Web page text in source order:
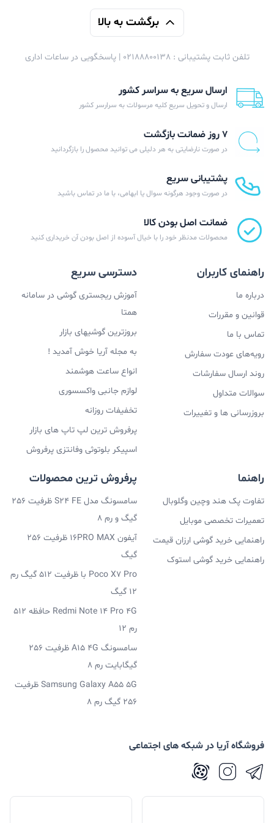
برگشت به بالا
تلفن ثابت پشتیبانی : 02188800138 | پاسخگویی در ساعات اداری
ارسال سریع به سراسر کشور
ارسال و تحویل سریع کلیه مرسولات به سرارسر کشور
۷ روز ضمانت بازگشت
در صورت نارضایتی به هر دلیلی می توانید محصول را بازگردانید
پشتیبانی سریع
در صورت وجود هرگونه سوال یا ابهامی، با ما در تماس باشید
ضمانت اصل بودن کالا
محصولات مدنظر خود را با خیال آسوده از اصل بودن آن خریداری کنید
راهنمای کاربران
درباره ما
قوانین و مقررات
تماس با ما
رویه‌های عودت سفارش
روند ارسال سفارشات
سوالات متداول
بروزرسانی ها و تغییرات
دسترسی سریع
آموزش ریجستری گوشی در سامانه
همتا
بروزترین گوشیهای بازار
به مجله آریا خوش آمدید !
انواع ساعت هوشمند
لوازم جانبی واکسسوری
تخفیفات روزانه
پرفروش ترین لپ تاپ های بازار
اسپیکر بلوتوثی وفانتزی پرفروش
راهنما
تفاوت پک هند وچین وگلوبال
تعمیرات تخصصی موبایل
راهنمایی خرید گوشی ارزان قیمت
راهنمایی خرید گوشی استوک
پرفروش ترین محصولات
سامسونگ مدل S24 FE ظرفیت 256
گیگ و رم 8
آیفون 16PRO MAX ظرفیت 256
گیگ
Poco X7 Pro با ظرفیت 512 گیگ رم
12 گیگ
Redmi Note 14 Pro 4G حافظه 512
رم 12
سامسونگ A15 4G ظرفیت 256
گیگابایت رم 8
Samsung Galaxy A55 5G ظرفیت
256 گیگ رم 8
فروشگاه آریا در شبکه های اجتماعی